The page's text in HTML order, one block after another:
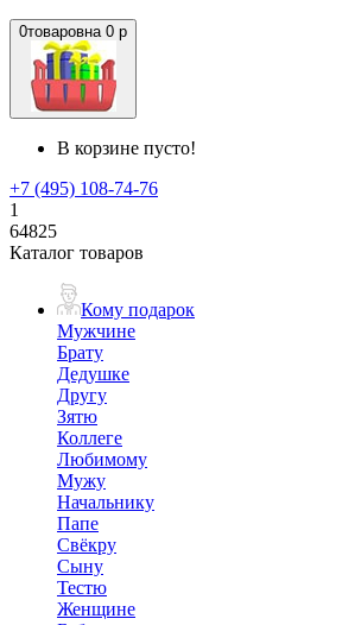
0товаровна 0 р
В корзине пусто!
+7 (495) 108-74-76
1
64825
Каталог товаров
Кому подарок
Мужчине
Брату
Дедушке
Другу
Зятю
Коллеге
Любимому
Мужу
Начальнику
Папе
Свёкру
Сыну
Тестю
Женщине